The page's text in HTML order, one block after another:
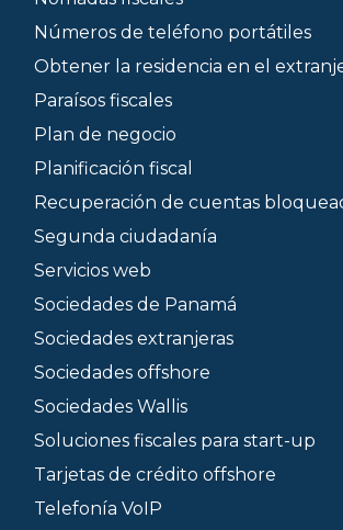
Números de teléfono portátiles
Obtener la residencia en el
Paraísos fiscales
Plan de negocio
Planificación fiscal
Recuperación de cuentas
Segunda ciudadanía
Servicios web
Sociedades de Panamá
Sociedades extranjeras
Sociedades offshore
Sociedades Wallis
Soluciones fiscales para start-up
Tarjetas de crédito offshore
Telefonía VoIP